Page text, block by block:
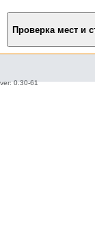
ver: 0.30-61